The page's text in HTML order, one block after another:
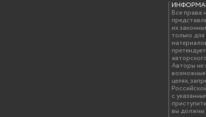
Все права
их
только
Авторы не
возможные
целях,
с
вы должны